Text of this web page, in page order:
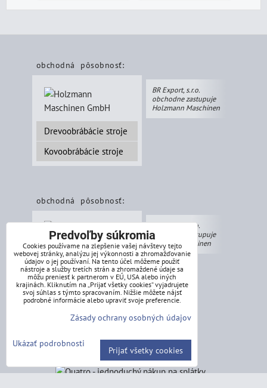
obchodná pôsobnosť:
Drevoobrábácie stroje
Kovoobrábácie stroje
BR Export, s.r.o.
obchodne zastupuje
Holzmann Maschinen
obchodná pôsobnosť:
Záhradná technika
Dielňa a dvor
Stavebná technika
BR Export, s.r.o.
obchodne zastupuje
ZIPPER Maschinen
splátkový systém:
Predvoľby súkromia
Cookies používame na zlepšenie vašej návštevy tejto
webovej stránky, analýzu jej výkonnosti a zhromažďovanie
údajov o jej používaní. Na tento účel môžeme použiť
nástroje a služby tretích strán a zhromaždené údaje sa
môžu preniesť k partnerom v EÚ, USA alebo iných
krajinách. Kliknutím na „Prijať všetky cookies“ vyjadrujete
svoj súhlas s týmto spracovaním. Nižšie môžete nájsť
podrobné informácie alebo upraviť svoje preferencie.
Zásady ochrany osobných údajov
Ukázať podrobnosti
Prijať všetky cookies